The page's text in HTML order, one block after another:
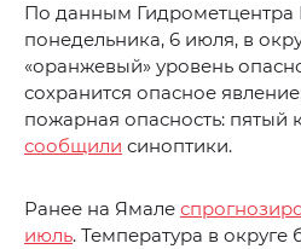
По данным Гидрометцентра
понедельника, 6 июля, в
«оранжевый» уровень
сохранится опасное
пожарная опасность: пятый
сообщили синоптики.
Ранее на Ямале
июль. Температура в